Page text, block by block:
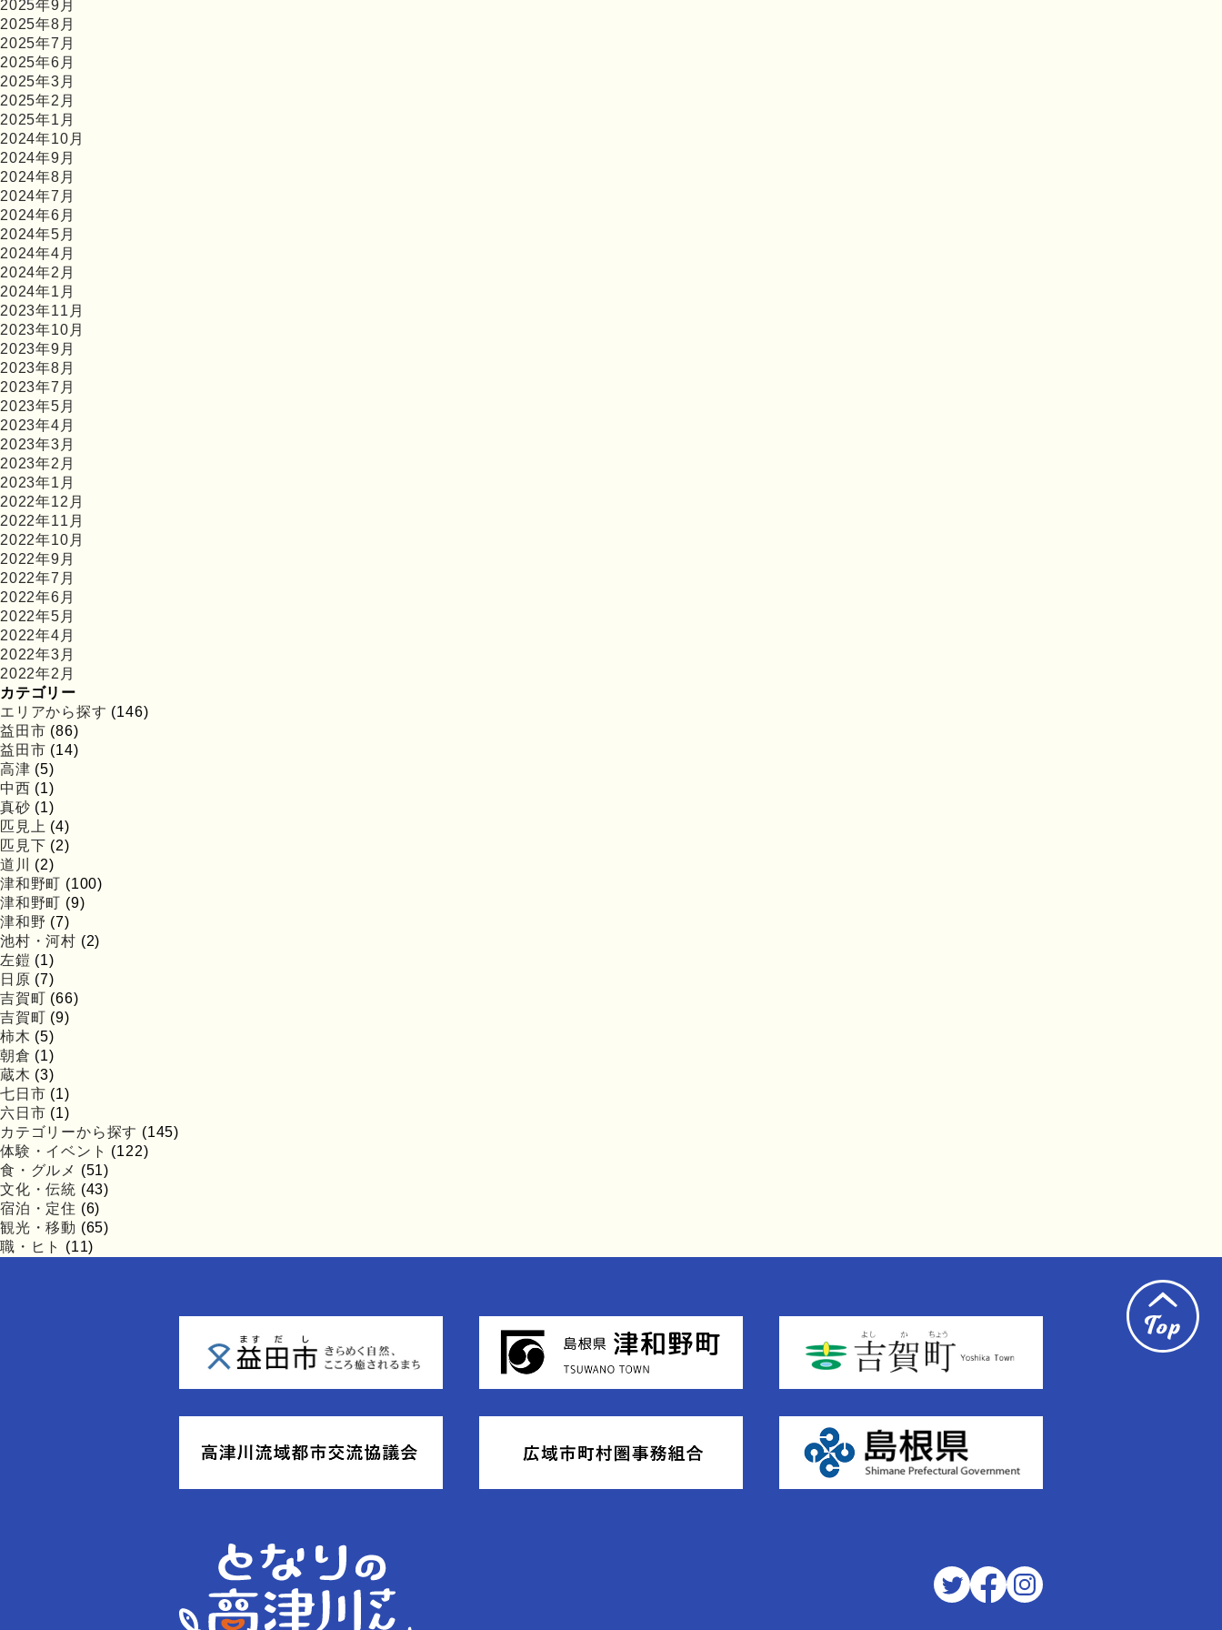
2025年9月
2025年8月
2025年7月
2025年6月
2025年3月
2025年2月
2025年1月
2024年10月
2024年9月
2024年8月
2024年7月
2024年6月
2024年5月
2024年4月
2024年2月
2024年1月
2023年11月
2023年10月
2023年9月
2023年8月
2023年7月
2023年5月
2023年4月
2023年3月
2023年2月
2023年1月
2022年12月
2022年11月
2022年10月
2022年9月
2022年7月
2022年6月
2022年5月
2022年4月
2022年3月
2022年2月
カテゴリー
エリアから探す (146)
益田市 (86)
益田市 (14)
高津 (5)
中西 (1)
真砂 (1)
匹見上 (4)
匹見下 (2)
道川
(2)
津和野町 (100)
津和野町 (9)
津和野 (7)
池村・河村 (2)
左鎧 (1)
日原 (7)
吉賀町 (66)
吉賀町 (9)
柿木 (5)
朝倉 (1)
蔵木 (3)
七日市 (1)
六日市 (1)
カテゴリーから探す (145)
体験・イベント (122)
食・グルメ (51)
文化・伝統 (43)
宿泊・定住 (6)
観光・移動 (65)
職・ヒト
(11)